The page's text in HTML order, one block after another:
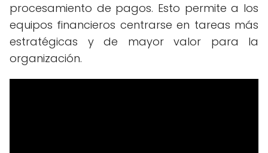
procesamiento de pagos. Esto permite a los
equipos financieros centrarse en tareas más
estratégicas y de mayor valor para la
organización.